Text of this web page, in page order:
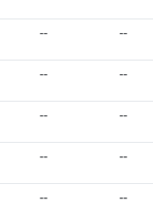
-- --
-- --
-- --
-- --
-- --